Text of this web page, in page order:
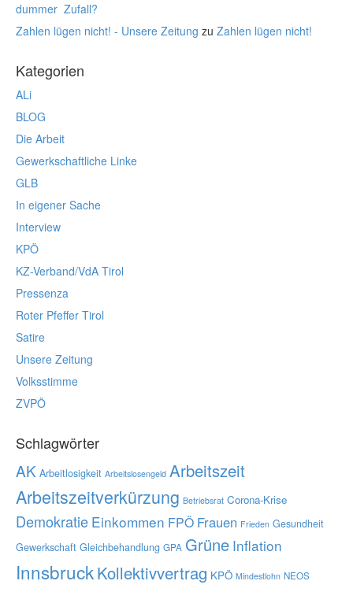
dummer Zufall?
Zahlen lügen nicht! - Unsere Zeitung zu Zahlen lügen nicht!
Kategorien
ALi
BLOG
Die Arbeit
Gewerkschaftliche Linke
GLB
In eigener Sache
Interview
KPÖ
KZ-Verband/VdA Tirol
Pressenza
Roter Pfeffer Tirol
Satire
Unsere Zeitung
Volksstimme
ZVPÖ
Schlagwörter
AK Arbeitlosigkeit Arbeitslosengeld Arbeitszeit
Arbeitszeitverkürzung Betriebsrat Corona-Krise
Demokratie Einkommen FPÖ Frauen Frieden Gesundheit
Gewerkschaft Gleichbehandlung GPA Grüne Inflation
InnsbruckKollektivvertrag KPÖ Mindestlohn NEOS